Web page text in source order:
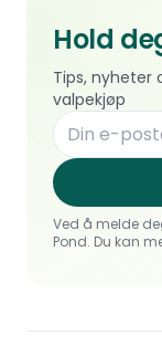
Hold
Tips, nyheter
valpekjøp
Ved å melde
Pond. Du kan